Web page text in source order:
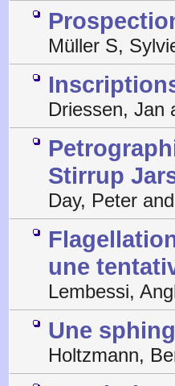
Müller S,
Driessen, Jan
Stirrup
Day, Peter
une
Lembessi,
Une
Holtzmann,